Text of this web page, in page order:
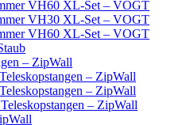
VH60 XL-Set – VOGT
VH30 XL-Set – VOGT
VH60 XL-Set – VOGT
– ZipWall
– ZipWall
– ZipWall
– ZipWall